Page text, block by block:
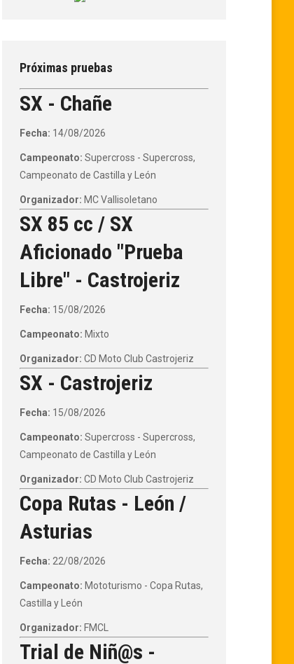
Próximas pruebas
SX - Chañe
Fecha: 14/08/2026
Campeonato: Supercross - Supercross,
Campeonato de Castilla y León
Organizador: MC Vallisoletano
SX 85 cc / SX
Aficionado "Prueba
Libre" - Castrojeriz
Fecha: 15/08/2026
Campeonato: Mixto
Organizador: CD Moto Club Castrojeriz
SX - Castrojeriz
Fecha: 15/08/2026
Campeonato: Supercross - Supercross,
Campeonato de Castilla y León
Organizador: CD Moto Club Castrojeriz
Copa Rutas - León /
Asturias
Fecha: 22/08/2026
Campeonato: Mototurismo - Copa Rutas,
Castilla y León
Organizador: FMCL
Trial de Niñ@s -